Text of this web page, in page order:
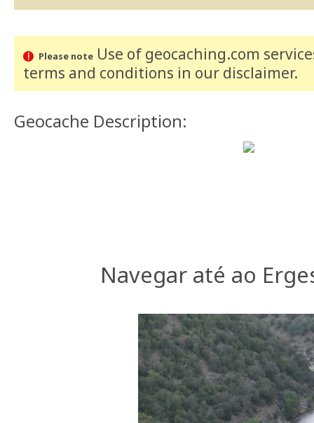
Please noteUse of geocaching.com
terms and conditions in our disclaimer.
Geocache Description:
Navegar até ao